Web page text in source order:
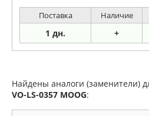
Поставка Наличие
1 дн. +
Найдены аналоги (заменители)
VO-LS-0357 MOOG: